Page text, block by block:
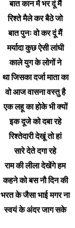
बात कान में भर दूं मैं
रिश्ते मैले कर बैठे जो
बात पुनः वो कर दूं मैं
मर्यादा कुछ ऐसी लांघी
काले युग के लोगों ने
था जिसका दर्जा माता का
वो आज वासना वस्तु है
एक लहू का होके भी क्यों
इक दूजे को दबा रहे
रिश्तेदारी देखूं तो हां
सारे देते दगा रहे
राम की लीला देखेंगे हम
कहने को बस नौ दिन की
भरत के जैसा भाई मगर ना
स्वयं के अंदर जाग सके